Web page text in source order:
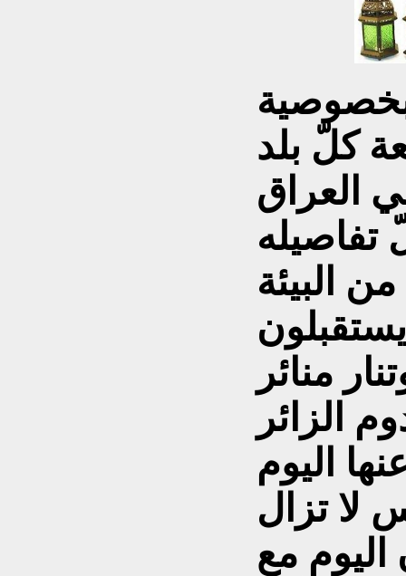
كلّ بلد
العراق
تفاصيله
البيئة
يستقبلون
منائر
الزائر
اليوم
لا تزال
مع